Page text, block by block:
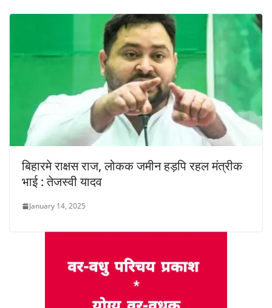
बिहारमे राक्षस राज, लोकक जमीन हड़पि रहल मंत्रीक
भाई : तेजस्वी यादव
January 14, 2025